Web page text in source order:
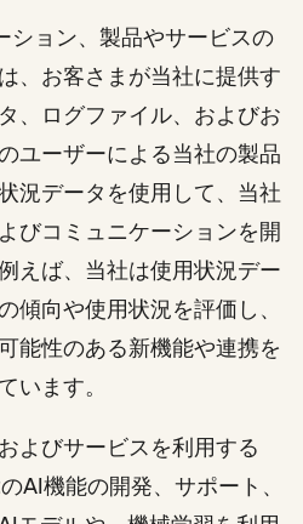
ション、製品やサービスの
、お客さまが当社に提供す
、ログファイル、およびお
ユーザーによる当社の製品
況データを使用して、当社
びコミュニケーションを開
えば、当社は使用状況デー
傾向や使用状況を評価し、
能性のある新機能や連携を
います。
よびサービスを利用する
AI機能の開発、サポート、